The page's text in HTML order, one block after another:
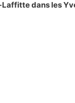
dans les